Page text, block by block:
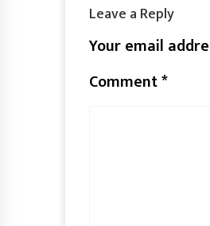
Leave a Reply
Your email
Comment*